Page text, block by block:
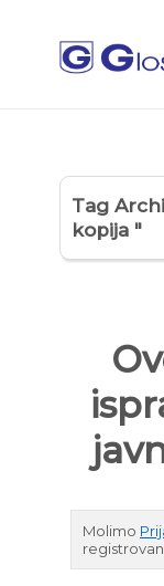
Tag
kopija "
Molimo